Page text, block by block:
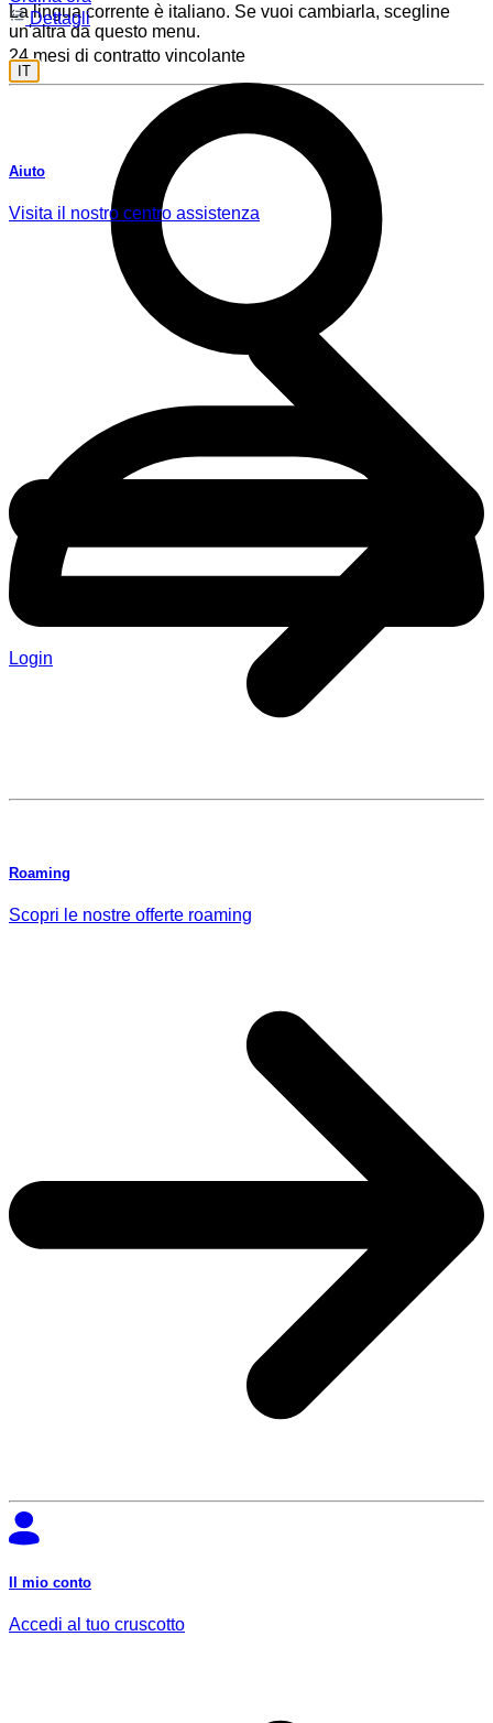
La lingua corrente è italiano. Se vuoi cambiarla, scegline
un'altra da questo menu.
IT
Login
Dettagli
24 mesi di contratto vincolante
Aiuto
Visita il nostro centro assistenza
Roaming
Scopri le nostre offerte roaming
Il mio conto
Accedi al tuo cruscotto